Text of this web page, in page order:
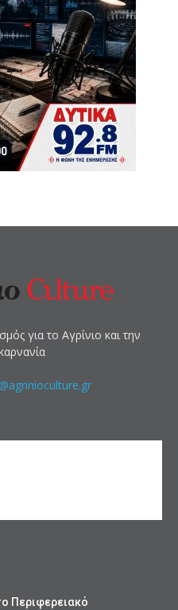
για το Αγρίνιο και την
Περιφερειακό